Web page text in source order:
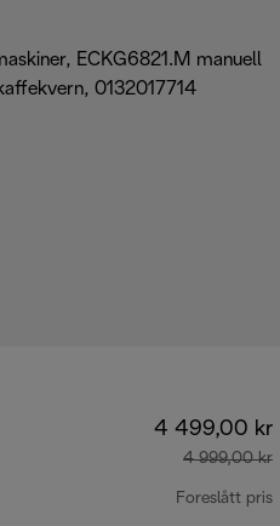
4 499,00 kr
4 999,00 kr
Foreslått pris